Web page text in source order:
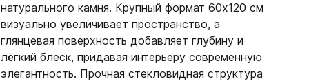
натурального камня. Крупный формат 60х120 см
визуально увеличивает пространство, а
глянцевая поверхность добавляет глубину и
лёгкий блеск, придавая интерьеру современную
элегантность. Прочная стекловидная структура